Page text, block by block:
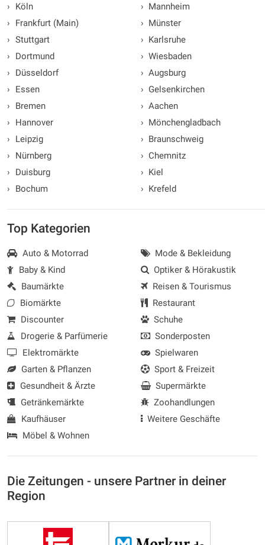
›
Köln
›
Frankfurt (Main)
› Stuttgart
›
Dortmund
›
Düsseldorf
›
Essen
›
Bremen
›
Hannover
›
Leipzig
›
Nürnberg
›
Duisburg
›
Bochum
› Mannheim
› Münster
› Karlsruhe
› Wiesbaden
› Augsburg
› Gelsenkirchen
› Aachen
› Mönchengladbach
› Braunschweig
› Chemnitz
› Kiel
› Krefeld
Top Kategorien
Auto & Motorrad
Baby & Kind
Baumärkte
Biomärkte
Discounter
Drogerie & Parfümerie
Elektromärkte
Garten & Pflanzen
Gesundheit & Ärzte
Getränkemärkte
Kaufhäuser
Möbel & Wohnen
Mode & Bekleidung
Optiker & Hörakustik
Reisen & Tourismus
Restaurant
Schuhe
Sonderposten
Spielwaren
Sport & Freizeit
Supermärkte
Zoohandlungen
Weitere Geschäfte
Die Zeitungen - unsere Partner in deiner
Region